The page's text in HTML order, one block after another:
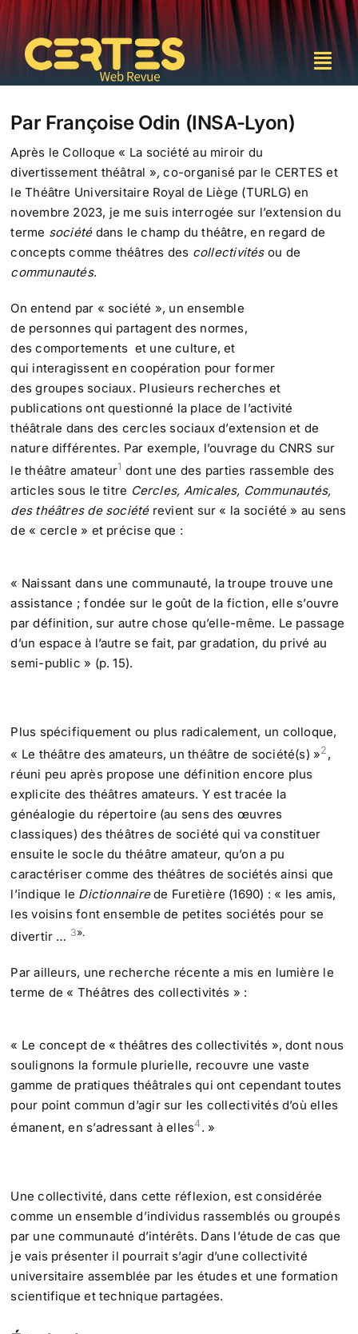
Passer
au
contenu
Le Certes
Comité scientifique
Numéros
Rechercher:
Par Françoise Odin (INSA-Lyon)
Après le Colloque « La société au miroir du
divertissement théâtral », co-organisé par le CERTES et
le Théâtre Universitaire Royal de Liège (TURLG) en
novembre 2023, je me suis interrogée sur l’extension du
terme sociétédans le champ du théâtre, en regard de
concepts comme théâtres des collectivitésou de
communautés.
On entend par « société », un ensemble
de personnes qui partagent des normes,
des comportements et une culture, et
qui interagissent en coopération pour former
des groupes sociaux. Plusieurs recherches et
publications ont questionné la place de l’activité
théâtrale dans des cercles sociaux d’extension et de
nature différentes. Par exemple, l’ouvrage du CNRS sur
le théâtre amateur1 dont une des parties rassemble des
articles sous le titre Cercles, Amicales, Communautés,
des théâtres de société revient sur « la société » au sens
de « cercle » et précise que :
« Naissant dans une communauté, la troupe trouve une
assistance ; fondée sur le goût de la fiction, elle s’ouvre
par définition, sur autre chose qu’elle-même. Le passage
d’un espace à l’autre se fait, par gradation, du privé au
semi-public » (p. 15).
Plus spécifiquement ou plus radicalement, un colloque,
« Le théâtre des amateurs, un théâtre de société(s) »2 ,
réuni peu après propose une définition encore plus
explicite des théâtres amateurs. Y est tracée la
généalogie du répertoire (au sens des œuvres
classiques) des théâtres de société qui va constituer
ensuite le socle du théâtre amateur, qu’on a pu
caractériser comme des théâtres de sociétés ainsi que
l’indique le Dictionnairede Furetière (1690) : « les amis,
les voisins font ensemble de petites sociétés pour se
divertir … 3».
Par ailleurs, une recherche récente a mis en lumière le
terme de « Théâtres des collectivités » :
« Le concept de « théâtres des collectivités », dont nous
soulignons la formule plurielle, recouvre une vaste
gamme de pratiques théâtrales qui ont cependant toutes
pour point commun d’agir sur les collectivités d’où elles
émanent, en s’adressant à elles4. »
Une collectivité, dans cette réflexion, est considérée
comme un ensemble d’individus rassemblés ou groupés
par une communauté d’intérêts. Dans l’étude de cas que
je vais présenter il pourrait s’agir d’une collectivité
universitaire assemblée par les études et une formation
scientifique et technique partagées.